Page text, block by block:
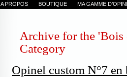
A PROPOS BOUTIQUE MA GAMME
Archive for the 'Bois
Category
Opinel custom N°7